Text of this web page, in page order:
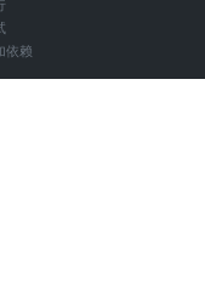
赖